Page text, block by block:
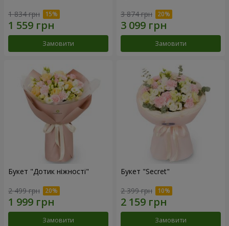
1 834 грн
Замовити
3 874 грн
Замовити
Букет "Дотик ніжності"
2 499 грн
Замовити
Букет "Secret"
2 399 грн
Замовити